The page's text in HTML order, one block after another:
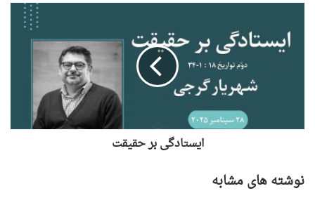
ایستادگی بر حقیقت
نوشته های مشابه